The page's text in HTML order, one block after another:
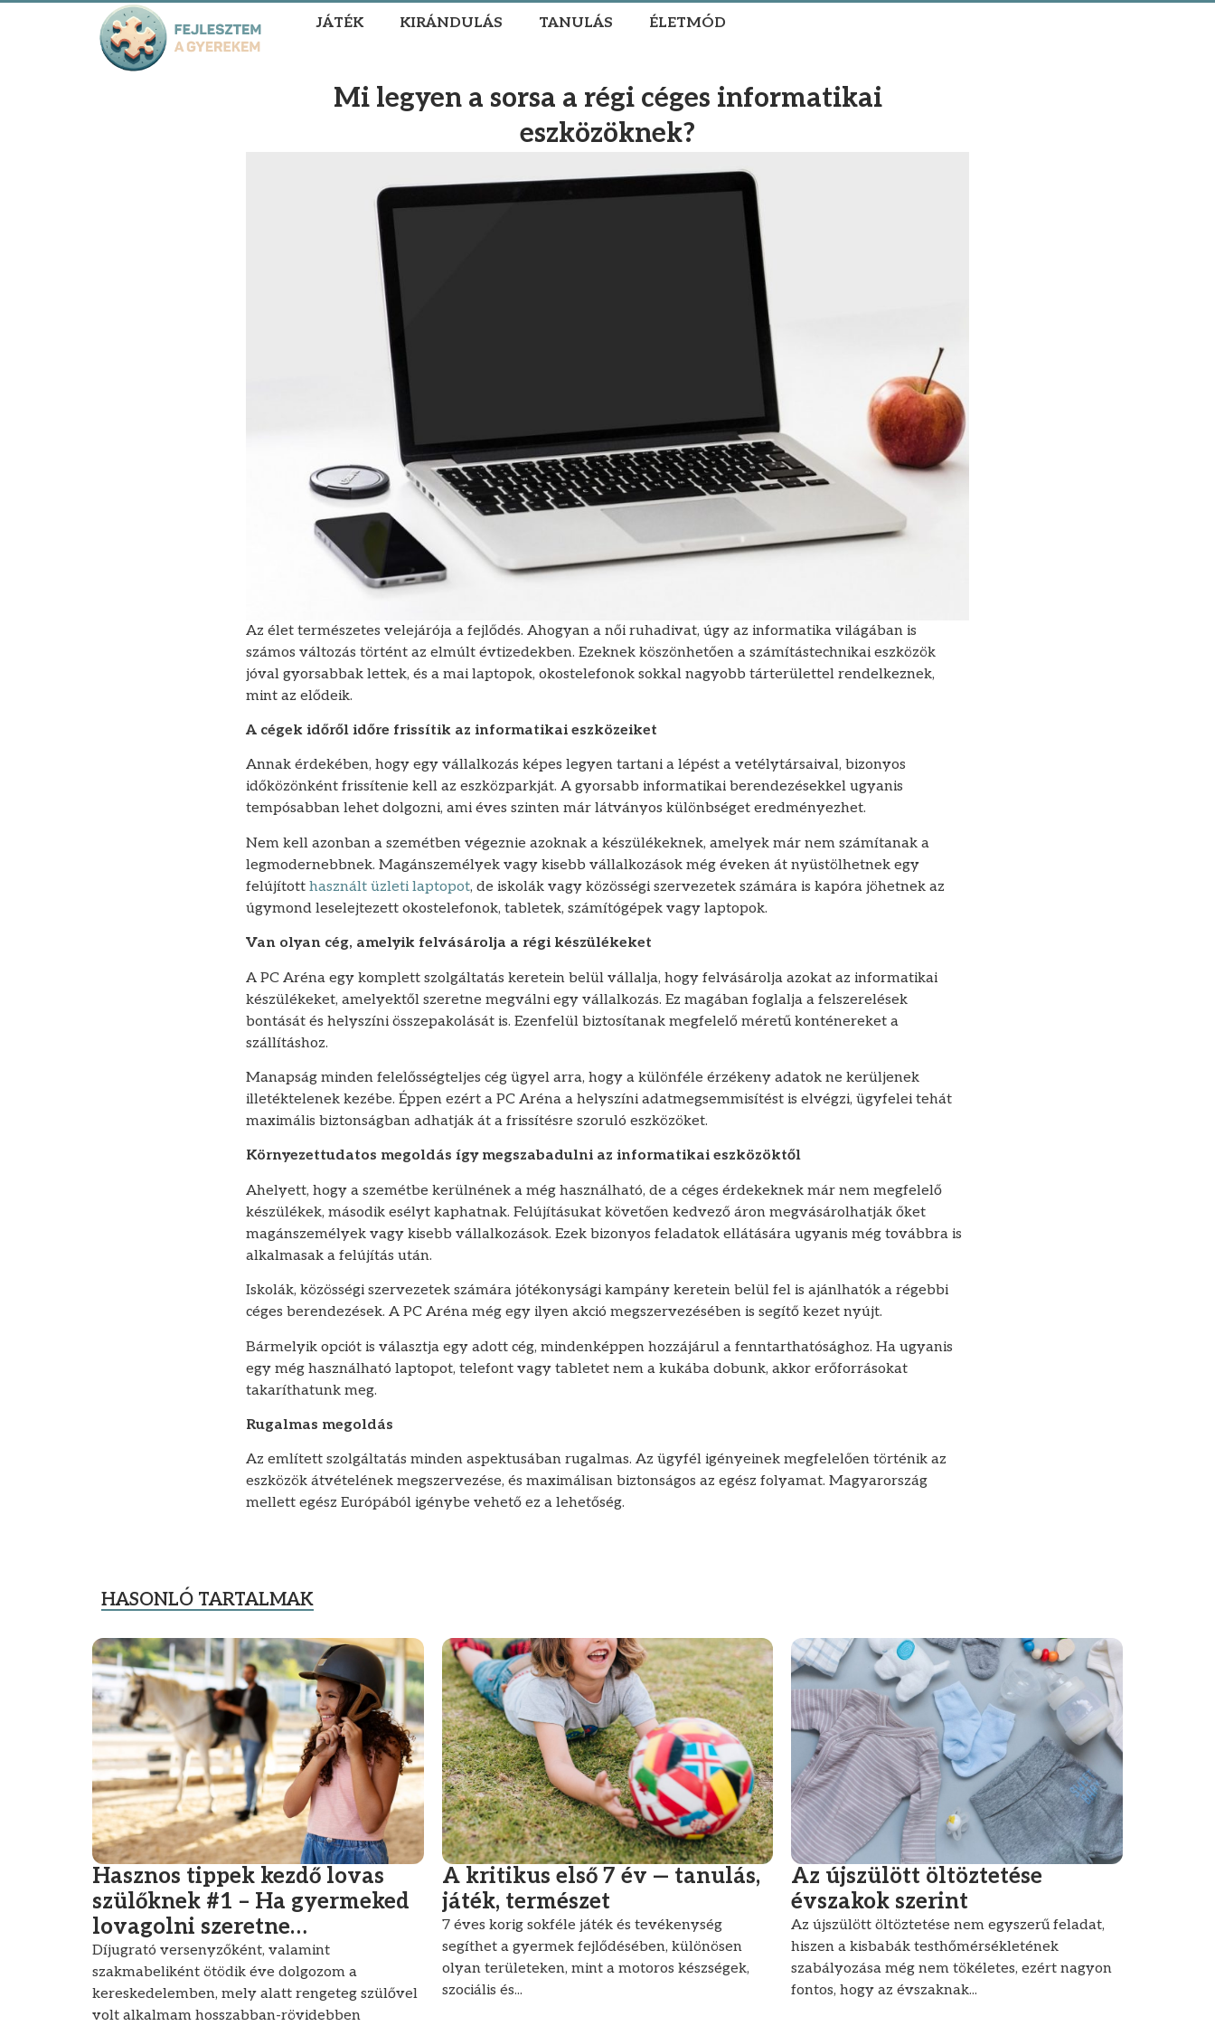
JÁTÉK KIRÁNDULÁS TANULÁS ÉLETMÓD
Mi legyen a sorsa a régi céges informatikai
eszközöknek?
Az élet természetes velejárója a fejlődés. Ahogyan a női ruhadivat, úgy az informatika világában is
számos változás történt az elmúlt évtizedekben. Ezeknek köszönhetően a számítástechnikai eszközök
jóval gyorsabbak lettek, és a mai laptopok, okostelefonok sokkal nagyobb tárterülettel rendelkeznek,
mint az elődeik.
A cégek időről időre frissítik az informatikai eszközeiket
Annak érdekében, hogy egy vállalkozás képes legyen tartani a lépést a vetélytársaival, bizonyos
időközönként frissítenie kell az eszközparkját. A gyorsabb informatikai berendezésekkel ugyanis
tempósabban lehet dolgozni, ami éves szinten már látványos különbséget eredményezhet.
Nem kell azonban a szemétben végeznie azoknak a készülékeknek, amelyek már nem számítanak a
legmodernebbnek. Magánszemélyek vagy kisebb vállalkozások még éveken át nyüstölhetnek egy
felújított használt üzleti laptopot, de iskolák vagy közösségi szervezetek számára is kapóra jöhetnek az
úgymond leselejtezett okostelefonok, tabletek, számítógépek vagy laptopok.
Van olyan cég, amelyik felvásárolja a régi készülékeket
A PC Aréna egy komplett szolgáltatás keretein belül vállalja, hogy felvásárolja azokat az informatikai
készülékeket, amelyektől szeretne megválni egy vállalkozás. Ez magában foglalja a felszerelések
bontását és helyszíni összepakolását is. Ezenfelül biztosítanak megfelelő méretű konténereket a
szállításhoz.
Manapság minden felelősségteljes cég ügyel arra, hogy a különféle érzékeny adatok ne kerüljenek
illetéktelenek kezébe. Éppen ezért a PC Aréna a helyszíni adatmegsemmisítést is elvégzi, ügyfelei tehát
maximális biztonságban adhatják át a frissítésre szoruló eszközöket.
Környezettudatos megoldás így megszabadulni az informatikai eszközöktől
Ahelyett, hogy a szemétbe kerülnének a még használható, de a céges érdekeknek már nem megfelelő
készülékek, második esélyt kaphatnak. Felújításukat követően kedvező áron megvásárolhatják őket
magánszemélyek vagy kisebb vállalkozások. Ezek bizonyos feladatok ellátására ugyanis még továbbra is
alkalmasak a felújítás után.
Iskolák, közösségi szervezetek számára jótékonysági kampány keretein belül fel is ajánlhatók a régebbi
céges berendezések. A PC Aréna még egy ilyen akció megszervezésében is segítő kezet nyújt.
Bármelyik opciót is választja egy adott cég, mindenképpen hozzájárul a fenntarthatósághoz. Ha ugyanis
egy még használható laptopot, telefont vagy tabletet nem a kukába dobunk, akkor erőforrásokat
takaríthatunk meg.
Rugalmas megoldás
Az említett szolgáltatás minden aspektusában rugalmas. Az ügyfél igényeinek megfelelően történik az
eszközök átvételének megszervezése, és maximálisan biztonságos az egész folyamat. Magyarország
mellett egész Európából igénybe vehető ez a lehetőség.
HASONLÓ TARTALMAK
Hasznos tippek kezdő lovas
szülőknek #1 – Ha gyermeked
lovagolni szeretne…
Díjugrató versenyzőként, valamint
szakmabeliként ötödik éve dolgozom a
kereskedelemben, mely alatt rengeteg szülővel
volt alkalmam hosszabban-rövidebben
A kritikus első 7 év — tanulás,
játék, természet
7 éves korig sokféle játék és tevékenység
segíthet a gyermek fejlődésében, különösen
olyan területeken, mint a motoros készségek,
szociális és...
Az újszülött öltöztetése
évszakok szerint
Az újszülött öltöztetése nem egyszerű feladat,
hiszen a kisbabák testhőmérsékletének
szabályozása még nem tökéletes, ezért nagyon
fontos, hogy az évszaknak...